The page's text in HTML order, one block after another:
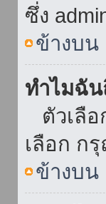
ซึ่ง
ข้างบน
ทำไมฉัน
ตัวเลือ
เลือก ก
ข้างบน